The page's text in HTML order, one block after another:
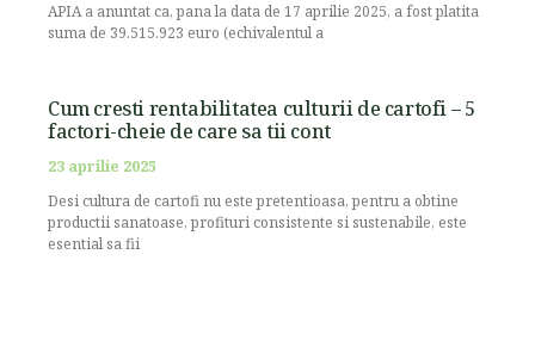
APIA a anuntat ca, pana la data de 17 aprilie 2025, a fost platita
suma de 39.515.923 euro (echivalentul a
Cum cresti rentabilitatea culturii de cartofi – 5
factori-cheie de care sa tii cont
23 aprilie 2025
Desi cultura de cartofi nu este pretentioasa, pentru a obtine
productii sanatoase, profituri consistente si sustenabile, este
esential sa fii